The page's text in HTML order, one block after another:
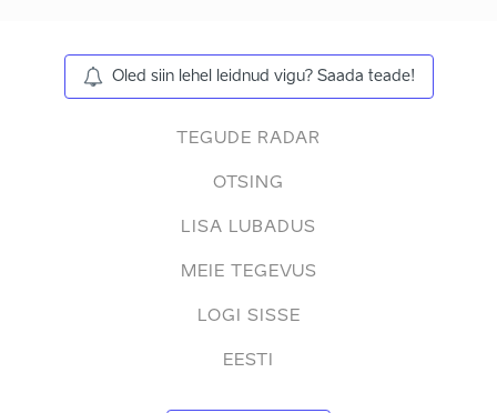
Oled siin lehel leidnud vigu? Saada teade!
TEGUDE RADAR
OTSING
LISA LUBADUS
MEIE TEGEVUS
LOGI SISSE
EESTI